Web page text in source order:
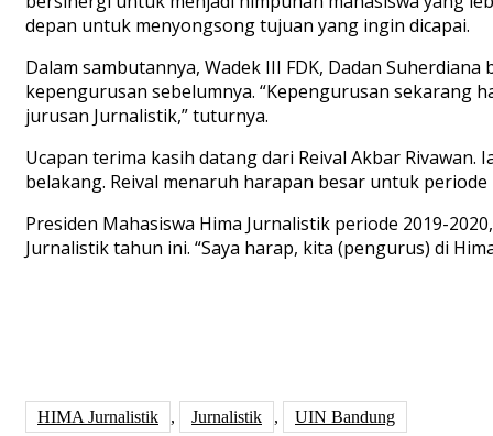
depan untuk menyongsong tujuan yang ingin dicapai.
Dalam sambutannya, Wadek III FDK, Dadan
kepengurusan sebelumnya. “Kepengurusan sekarang
jurusan Jurnalistik,” tuturnya.
Ucapan terima kasih datang dari Reival Akbar
belakang. Reival menaruh harapan besar untuk
Presiden Mahasiswa Hima Jurnalistik periode 2019-
Jurnalistik tahun ini. “Saya harap, kita (pengurus) di
HIMA Jurnalistik , Jurnalistik ,
UIN Bandung